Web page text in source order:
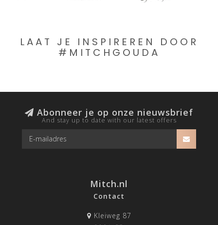
LAAT JE INSPIREREN DOOR
#MITCHGOUDA
Abonneer je op onze nieuwsbrief
And stay up to date with our latest offers
Mitch.nl
Contact
Kleiweg 87